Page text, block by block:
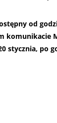
od
komunikacie
stycznia, po